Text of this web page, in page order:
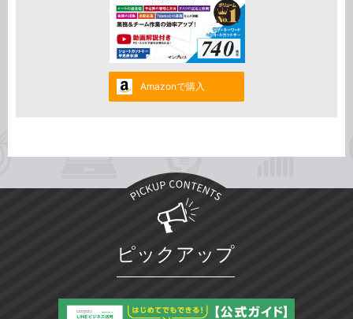
Amazonで購入
ピックアップ